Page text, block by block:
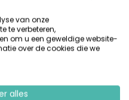
van onze
te verbeteren,
om u een geweldige website-
over de cookies die we
alles